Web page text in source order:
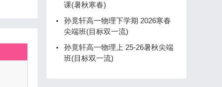
课(暑秋寒春)
孙竟轩高一物理下学期 2026寒春
尖端班(目标双一流)
孙竟轩高一物理上 25-26暑秋尖端
班(目标双一流)